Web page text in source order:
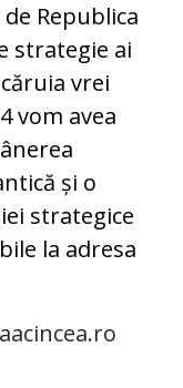
Republica
strategie ai
vrei
vom avea
și o
strategice
la adresa